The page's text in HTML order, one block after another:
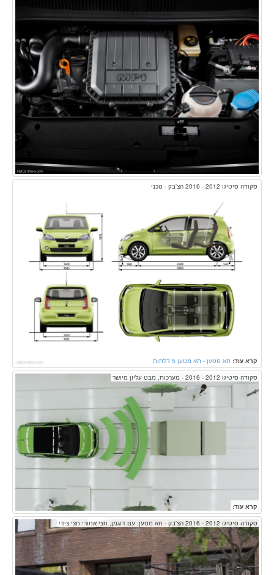
סקודה סיטיגו 2012 - 2016 הצ'בק - טכני
קרא עוד: תא מטען - תא מטען 5 דלתות
סקודה סיטיגו 2012 - 2016 - מערכות, מבט עליון מיושר
קרא עוד:
סקודה סיטיגו 2012 - 2016 הצ'בק - תא מטען, עם דוגמן, חצי אחורי חצי צידי